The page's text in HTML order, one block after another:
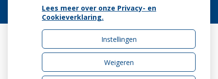
Uw Zorg Online|Beheer
Lees meer over onze Privacy- en
Cookieverklaring.
Instellingen
Weigeren